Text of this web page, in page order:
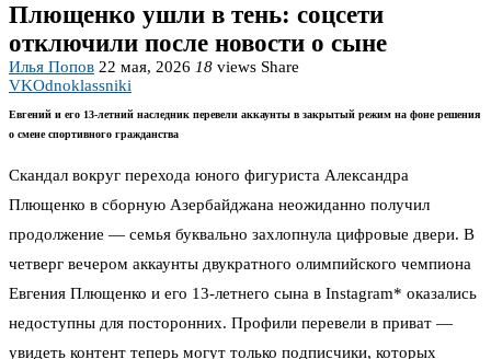
Плющенко ушли в тень: соцсети
отключили после новости о сыне
Илья Попов 22 мая, 2026 18 views Share
VKOdnoklassniki
Евгений и его 13‑летний наследник перевели аккаунты в закрытый режим на фоне решения
о смене спортивного гражданства
Скандал вокруг перехода юного фигуриста Александра
Плющенко в сборную Азербайджана неожиданно получил
продолжение — семья буквально захлопнула цифровые двери. В
четверг вечером аккаунты двукратного олимпийского чемпиона
Евгения Плющенко и его 13‑летнего сына в Instagram* оказались
недоступны для посторонних. Профили перевели в приват —
увидеть контент теперь могут только подписчики, которых